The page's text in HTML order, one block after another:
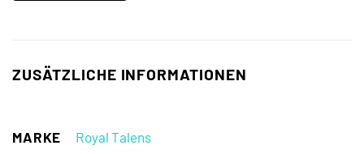
ZUSÄTZLICHE INFORMATIONEN
MARKE Royal Talens